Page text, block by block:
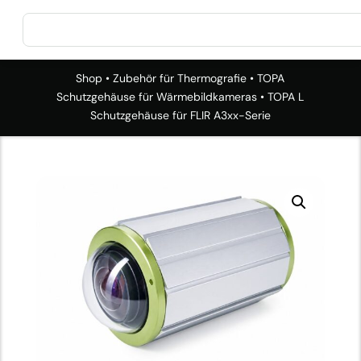
Shop •Zubehör für Thermografie •TOPA
Schutzgehäuse für Wärmebildkameras • TOPA L
Schutzgehäuse für FLIR A3xx-Serie